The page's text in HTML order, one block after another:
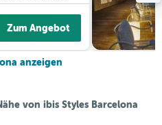
Zum Angebot
anzeigen
von ibis Styles Barcelona